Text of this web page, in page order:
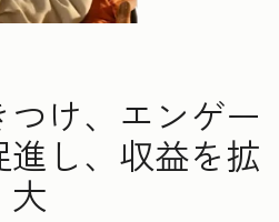
つけ、エンゲー
し、収益を拡
大